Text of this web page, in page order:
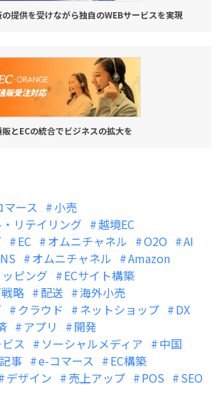
提供を受けながら独自のWEBサービスを実現
販とECの統合でビジネスの拡大を
マース
小売
リテイリング
越境EC
EC オムニチャネル O2O
AI
オムニチャネル
Amazon
ピング
ECサイト構築
略
配送
海外小売
クラウド ネットショップ
DX
アプリ
開発
ス
ソーシャルメディア
中国
事 e-コマース
EC構築
デザイン 売上アップ POS
SEO